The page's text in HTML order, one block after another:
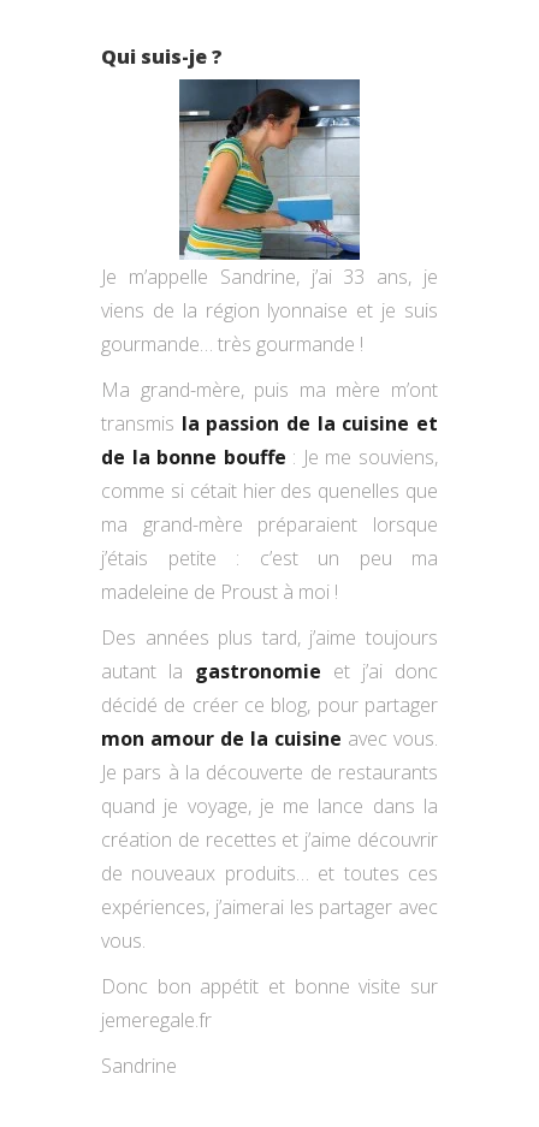
Qui suis-je ?
Je m’appelle Sandrine, j’ai 33 ans, je
viens de la région lyonnaise et je suis
gourmande… très gourmande !
Ma grand-mère, puis ma mère m’ont
transmis la passion de la cuisine et
de la bonne bouffe : Je me souviens,
comme si cétait hier des quenelles que
ma grand-mère préparaient lorsque
j’étais petite : c’est un peu ma
madeleine de Proust à moi !
Des années plus tard, j’aime toujours
autant la gastronomie et j’ai donc
décidé de créer ce blog, pour partager
mon amour de la cuisine avec vous.
Je pars à la découverte de restaurants
quand je voyage, je me lance dans la
création de recettes et j’aime découvrir
de nouveaux produits… et toutes ces
expériences, j’aimerai les partager avec
vous.
Donc bon appétit et bonne visite sur
jemeregale.fr
Sandrine